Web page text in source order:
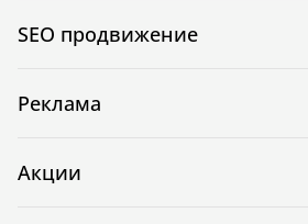
SEO продвижение
Реклама
Акции